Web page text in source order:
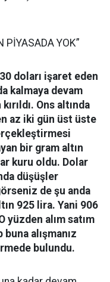
PİYASADA YOK”
doları işaret eden
kalmaya devam
Ons altında
az iki gün üst üste
bir gram altın
kuru oldu. Dolar
düşüşler
de şu anda
925 lira. Yani 906
yüzden alım satım
buna alışmanız
bulundu.